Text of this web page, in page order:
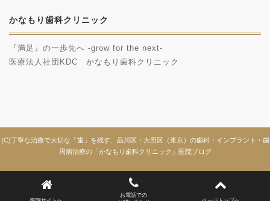
かなもり歯科クリニック
『満足』の一歩先へ -grow for the next-
医療法人社団KDC かなもり歯科クリニック
(C)丁寧な治療で大切な「歯」を残す、品川区・大田区（東京）の歯科・インプラント・歯
周病治療の「かなもり歯科クリニック」医院ブログ
お電話での